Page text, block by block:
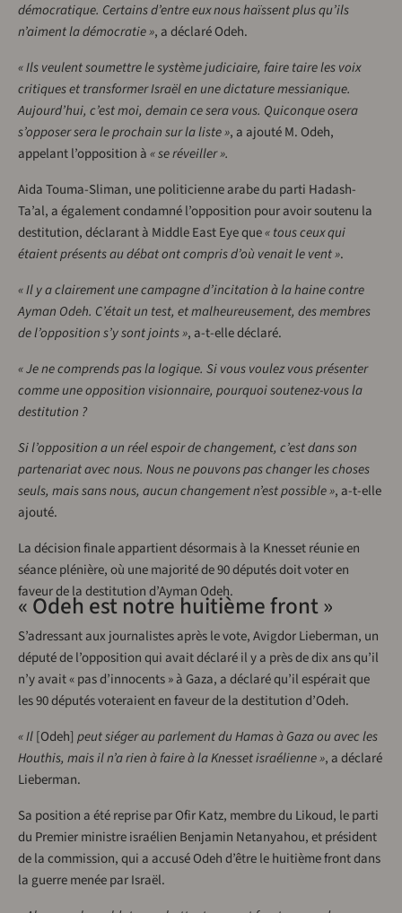
démocratique. Certains d’entre eux nous haïssent plus qu’ils
n’aiment la démocratie », a déclaré Odeh.
« Ils veulent soumettre le système judiciaire, faire taire les voix
critiques et transformer Israël en une dictature messianique.
Aujourd’hui, c’est moi, demain ce sera vous. Quiconque osera
s’opposer sera le prochain sur la liste », a ajouté M. Odeh,
appelant l’opposition à« se réveiller ».
Aida Touma-Sliman, une politicienne arabe du parti Hadash-
Ta’al, a également condamné l’opposition pour avoir soutenu la
destitution, déclarant à Middle East Eye que« tous ceux qui
étaient présents au débat ont compris d’où venait le vent ».
« Il y a clairement une campagne d’incitation à la haine contre
Ayman Odeh. C’était un test, et malheureusement, des membres
de l’opposition s’y sont joints », a-t-elle déclaré.
« Je ne comprends pas la logique. Si vous voulez vous présenter
comme une opposition visionnaire, pourquoi soutenez-vous la
destitution ?
Si l’opposition a un réel espoir de changement, c’est dans son
partenariat avec nous. Nous ne pouvons pas changer les choses
seuls, mais sans nous, aucun changement n’est possible », a-t-elle
ajouté.
La décision finale appartient désormais à la Knesset réunie en
séance plénière, où une majorité de 90 députés doit voter en
faveur de la destitution d’Ayman Odeh.
« Odeh est notre huitième front »
S’adressant aux journalistes après le vote, Avigdor Lieberman, un
député de l’opposition qui avait déclaré il y a près de dix ans qu’il
n’y avait « pas d’innocents » à Gaza, a déclaré qu’il espérait que
les 90 députés voteraient en faveur de la destitution d’Odeh.
« Il[Odeh] peut siéger au parlement du Hamas à Gaza ou avec les
Houthis, mais il n’a rien à faire à la Knesset israélienne », a déclaré
Lieberman.
Sa position a été reprise par Ofir Katz, membre du Likoud, le parti
du Premier ministre israélien Benjamin Netanyahou, et président
de la commission, qui a accusé Odeh d’être le huitième front dans
la guerre menée par Israël.